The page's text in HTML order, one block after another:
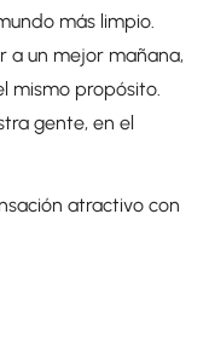
más limpio.
a un mejor mañana,
mismo propósito.
gente, en el
atractivo con